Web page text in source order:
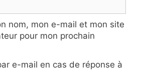
nom, mon e-mail et mon site
pour mon prochain
e-mail en cas de réponse à